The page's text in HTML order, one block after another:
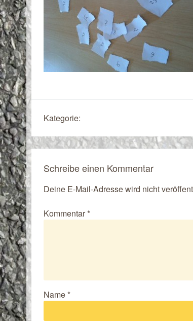
Kategorie:
Schreibe einen Kommentar
Deine E-Mail-Adresse wird nicht
Kommentar*
Name*